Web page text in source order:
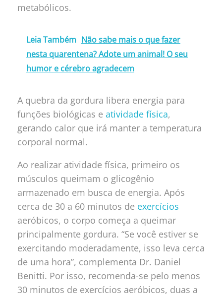
metabólicos.
Leia Também Não sabe mais o que fazer
nesta quarentena? Adote um animal! O seu
humor e cérebro agradecem
A quebra da gordura libera energia para
funções biológicas e atividade física,
gerando calor que irá manter a temperatura
corporal normal.
Ao realizar atividade física, primeiro os
músculos queimam o glicogênio
armazenado em busca de energia. Após
cerca de 30 a 60 minutos de exercícios
aeróbicos, o corpo começa a queimar
principalmente gordura. “Se você estiver se
exercitando moderadamente, isso leva cerca
de uma hora”, complementa Dr. Daniel
Benitti. Por isso, recomenda-se pelo menos
30 minutos de exercícios aeróbicos, duas a